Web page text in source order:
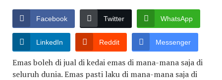
Facebook Twitter WhatsApp
LinkedIn Reddit Messenger
Emas boleh di jual di kedai emas di mana-mana saja di
seluruh dunia. Emas pasti laku di mana-mana saja di